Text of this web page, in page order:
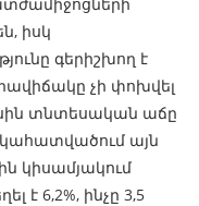
իսկ
գերիշխող է
չի փոխվել
տնտեսական աճը
այն
կիսամյակում
է 6,2%, ինչը 3,5